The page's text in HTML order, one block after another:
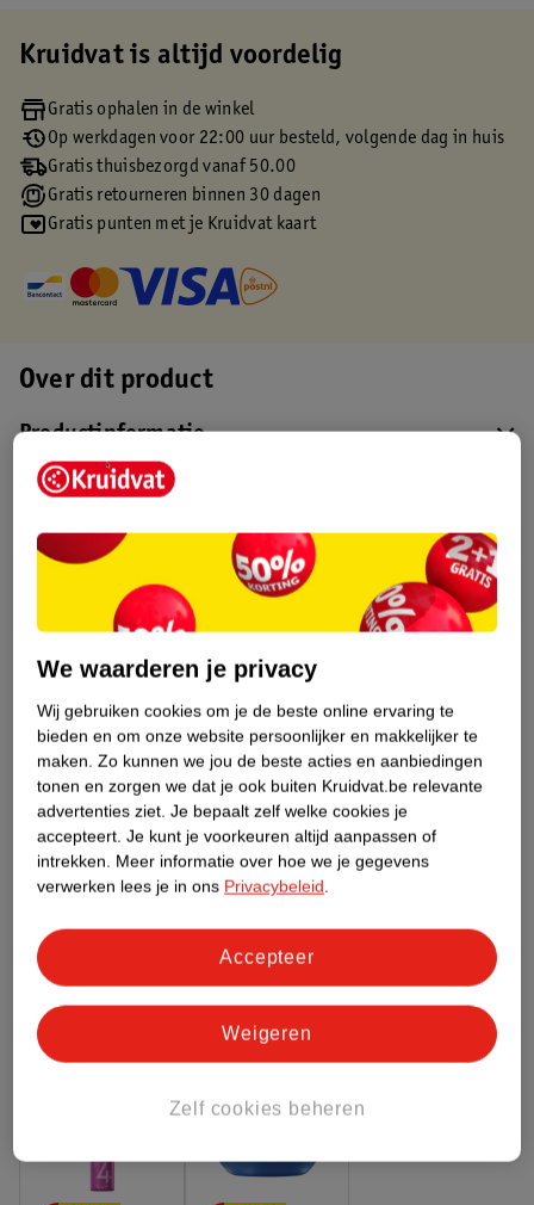
Kruidvat is altijd voordelig
Gratis ophalen in de winkel
Op werkdagen voor 22:00 uur besteld, volgende dag in huis
Gratis thuisbezorgd vanaf 50.00
Gratis retourneren binnen 30 dagen
Gratis punten met je Kruidvat kaart
Over dit product
Productinformatie
Dit product heeft (nog) geen Nature
Impact Score.
Meer informatie
Bestel & Bezorginformatie
Bekijk ook
Alle Haarspray
Hoe controleren wij de reviews?
ANDEREN KOCHTEN OOK
We waarderen je privacy
Wij gebruiken cookies om je de beste online ervaring te
bieden en om onze website persoonlijker en makkelijker te
maken. Zo kunnen we jou de beste acties en aanbiedingen
tonen en zorgen we dat je ook buiten Kruidvat.be relevante
advertenties ziet. Je bepaalt zelf welke cookies je
accepteert. Je kunt je voorkeuren altijd aanpassen of
intrekken. Meer informatie over hoe we je gegevens
verwerken lees je in ons Privacybeleid.
Zelf cookies beheren
Weigeren
Accepteer